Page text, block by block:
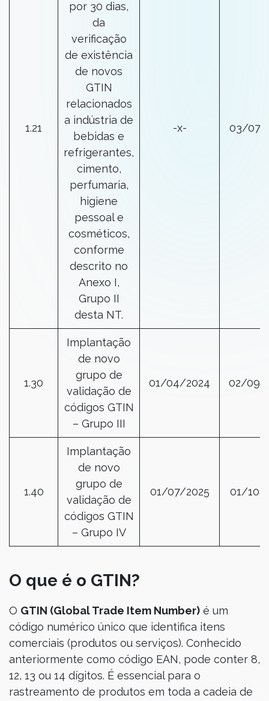
1.21
por 30 dias,
da
verificação
de existência
de novos
GTIN
relacionados
a indústria de
bebidas e
refrigerantes,
cimento,
perfumaria,
higiene
pessoal e
cosméticos,
conforme
descrito no
Anexo I,
Grupo II
desta NT.
-x- 03/07/
1.30
Implantação
de novo
grupo de
validação de
códigos GTIN
– Grupo III
01/04/2024 02/09/
1.40
Implantação
de novo
grupo de
validação de
códigos GTIN
– Grupo IV
01/07/2025 01/10/
O que é o GTIN?
O GTIN (Global Trade Item Number) é um
código numérico único que identifica itens
comerciais (produtos ou serviços). Conhecido
anteriormente como código EAN, pode conter 8,
12, 13 ou 14 dígitos. É essencial para o
rastreamento de produtos em toda a cadeia de